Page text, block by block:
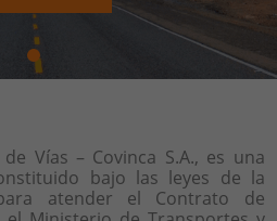
Vías – Covinca S.A., es una
bajo las leyes de la
atender el Contrato de